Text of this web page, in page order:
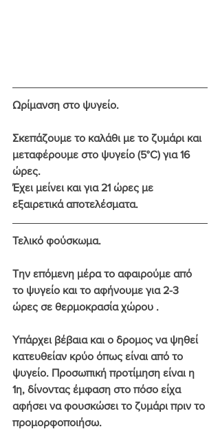
Ωρίμανση στο ψυγείο.
Σκεπάζουμε το καλάθι με το ζυμάρι και
μεταφέρουμε στο ψυγείο (5°C) για 16
ώρες.
Έχει μείνει και για 21 ώρες με
εξαιρετικά αποτελέσματα.
Τελικό φούσκωμα.
Την επόμενη μέρα το αφαιρούμε από
το ψυγείο και το αφήνουμε για 2-3
ώρες σε θερμοκρασία χώρου .
Υπάρχει βέβαια και ο δρομος να ψηθεί
κατευθείαν κρύο όπως είναι από το
ψυγείο. Προσωπική προτίμηση είναι η
1η, δίνοντας έμφαση στο πόσο είχα
αφήσει να φουσκώσει το ζυμάρι πριν το
προμορφοποιήσω.